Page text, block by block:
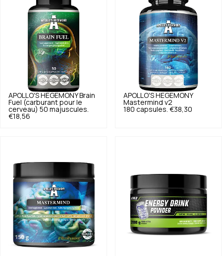
APOLLO'S HEGEMONY Brain
Fuel (carburant pour le
cerveau) 50 majuscules.
€18,56
APOLLO'S HEGEMONY
Mastermind v2
180 capsules. €38,30